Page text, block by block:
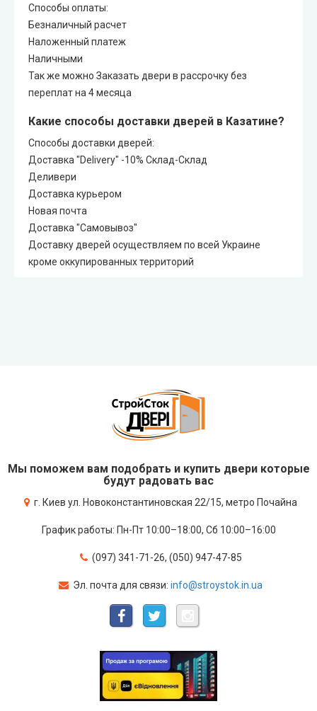
Способы оплаты:
Безналичный расчет
Наложенный платеж
Наличными
Так же можно Заказать двери в рассрочку без
переплат на 4 месяца
Какие способы доставки дверей в Казатине?
Способы доставки дверей:
Доставка "Delivery" -10% Склад-Склад
Деливери
Доставка курьером
Новая почта
Доставка "Самовывоз"
Доставку дверей осуществляем по всей Украине
кроме оккупированных территорий
Мы поможем вам подобрать и купить двери которые
будут радовать вас
г. Киев ул. Новоконстантиновская 22/15, метро Почайна
График работы: Пн-Пт 10:00–18:00, Сб 10:00–16:00
(097) 341-71-26, (050) 947-47-85
Эл. почта для связи: info@stroystok.in.ua